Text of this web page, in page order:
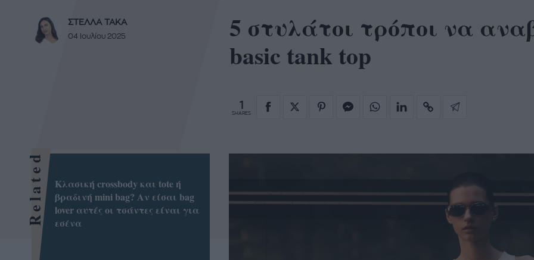
5 στυλάτοι τρόποι να
basic tank top
1
SHARES
ΣΤΕΛΛΑ ΤΑΚΑ
04 Ιουλίου 2025
Related
Κλασική crossbody και tote ή
βραδινή mini bag? Αν είσαι bag
lover αυτές οι τσάντες είναι για
εσένα